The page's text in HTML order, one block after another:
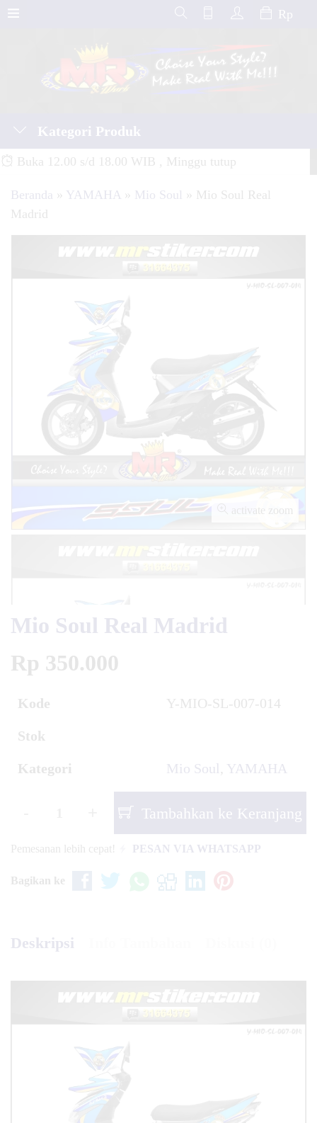
Rp
Kategori Produk
Buka 12.00 s/d 18.00 WIB , Minggu tutup
Beranda » YAMAHA » Mio Soul » Mio Soul Real
Madrid
activate zoom
Mio Soul Real Madrid
Rp 350.000
Kode Y-MIO-SL-007-014
Stok
Kategori Mio Soul , YAMAHA
Tambahkan ke Keranjang
Pemesanan lebih cepat! PESAN VIA WHATSAPP
Bagikan ke
Deskripsi